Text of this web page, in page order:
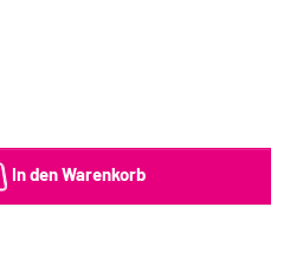
In den Warenkorb